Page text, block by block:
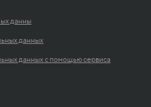
данны
данных
данных с помощью сервиса